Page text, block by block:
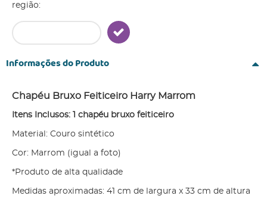
região:
Informações do Produto
Chapéu Bruxo Feiticeiro Harry Marrom
Itens Inclusos: 1 chapéu bruxo feiticeiro
Material: Couro sintético
Cor: Marrom (igual a foto)
*Produto de alta qualidade
Medidas aproximadas: 41 cm de largura x 33 cm de altura